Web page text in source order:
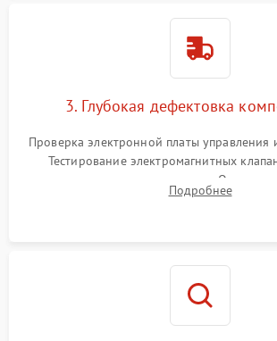
3. Глубокая дефектовка
Проверка электронной платы управления
Тестирование электромагнитных
температуры и расходомера. Оценка
жерновов кофемолки, уплотнительных
Подробнее